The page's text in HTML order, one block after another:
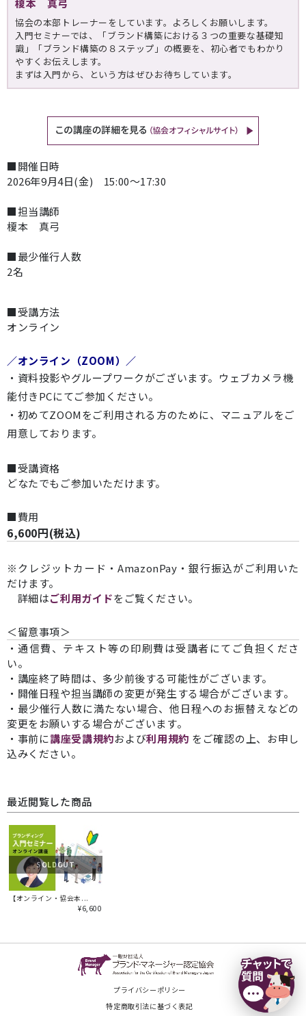
榎本 真弓
協会の本部トレーナーをしています。よろしくお願いします。
入門セミナーでは、「ブランド構築における３つの重要な基礎知
識」「ブランド構築の８ステップ」の概要を、初心者でもわかり
やすくお伝えします。
まずは入門から、という方はぜひお待ちしています。
■開催日時
2026年9月4日(金) 15:00～17:30
■担当講師
榎本 真弓
■最少催行人数
2名
■受講方法
オンライン
／オンライン（ZOOM）／
・資料投影やグループワークがございます。ウェブカメラ機
能付きPCにてご参加ください。
・初めてZOOMをご利用される方のために、マニュアルをご
用意しております。
■受講資格
どなたでもご参加いただけます。
■費用
6,600円(税込)
※クレジットカード・AmazonPay・銀行振込がご利用いた
だけます。
詳細はご利用ガイドをご覧ください。
＜留意事項＞
・通信費、テキスト等の印刷費は受講者にてご負担くださ
い。
・講座終了時間は、多少前後する可能性がございます。
・開催日程や担当講師の変更が発生する場合がございます。
・最少催行人数に満たない場合、他日程へのお振替えなどの
変更をお願いする場合がございます。
・事前に講座受講規約および利用規約 をご確認の上、お申し
込みください。
最近閲覧した商品
SOLDOUT
【オンライン・協会本...
¥6,600
プライバシーポリシー
特定商取引法に基づく表記